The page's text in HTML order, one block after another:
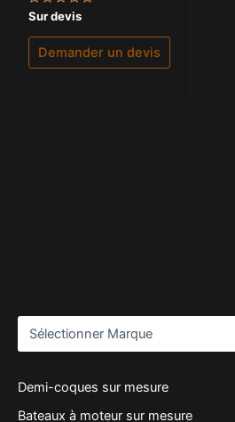
Demi-coques sur mesure
Bateaux à moteur sur mesure
Note
0
sur
Sur devis
Demander un devis